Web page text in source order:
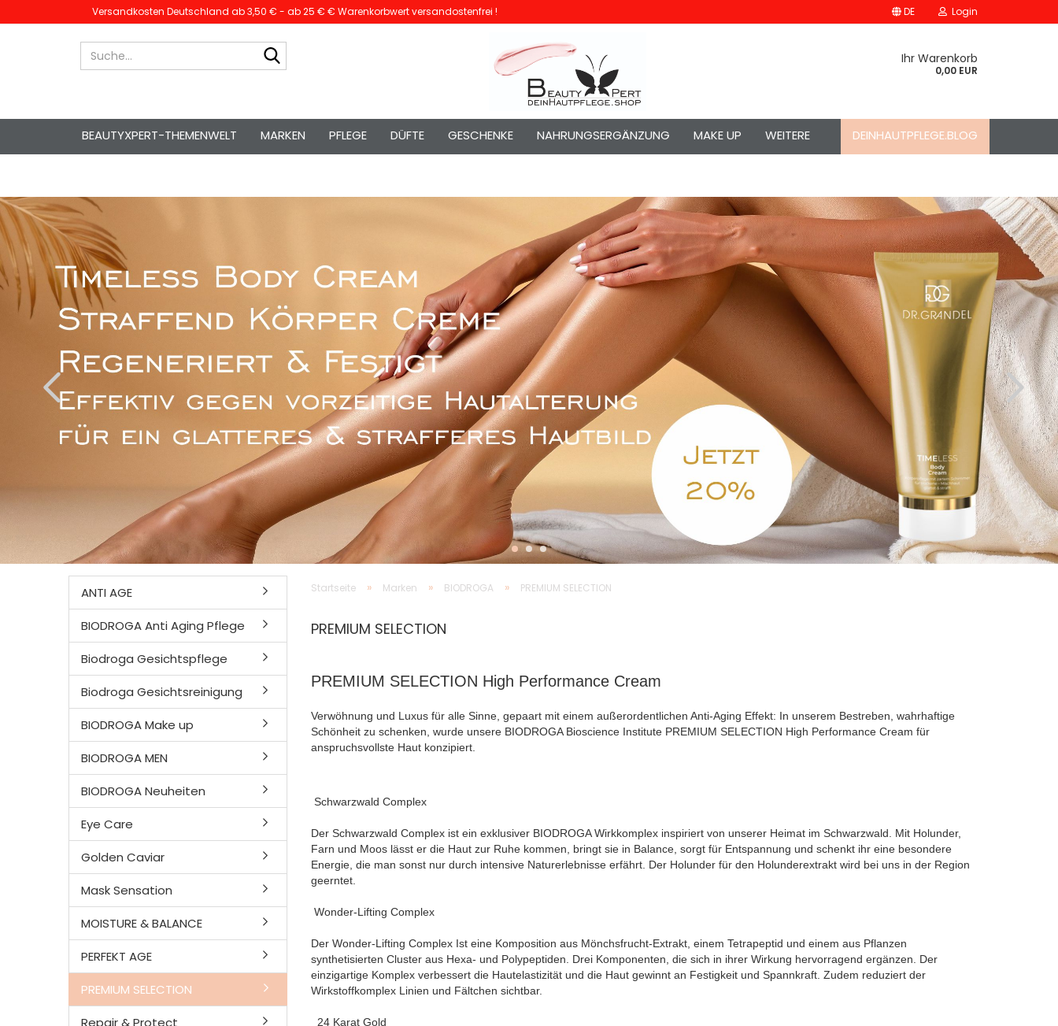
Versandkosten Deutschland ab 3,50 € - ab 25 € € Warenkorbwert versandostenfrei ! DE Login
Ihr Warenkorb
0,00 EUR
BEAUTYXPERT-THEMENWELT MARKEN PFLEGE DÜFTE GESCHENKE NAHRUNGSERGÄNZUNG MAKE UP DEINHAUTPFLEGE.BLOG
WEITERE
Startseite » Marken » BIODROGA » PREMIUM SELECTION
PREMIUM SELECTION
PREMIUM SELECTION High Performance Cream
Verwöhnung und Luxus für alle Sinne, gepaart mit einem außerordentlichen Anti-Aging Effekt: In unserem Bestreben, wahrhaftige
Schönheit zu schenken, wurde unsere BIODROGA Bioscience Institute PREMIUM SELECTION High Performance Cream für
anspruchsvollste Haut konzipiert.
Schwarzwald Complex
Der Schwarzwald Complex ist ein exklusiver BIODROGA Wirkkomplex inspiriert von unserer Heimat im Schwarzwald. Mit Holunder,
Farn und Moos lässt er die Haut zur Ruhe kommen, bringt sie in Balance, sorgt für Entspannung und schenkt ihr eine besondere
Energie, die man sonst nur durch intensive Naturerlebnisse erfährt. Der Holunder für den Holunderextrakt wird bei uns in der Region
geerntet.
Wonder-Lifting Complex
Der Wonder-Lifting Complex Ist eine Komposition aus Mönchsfrucht-Extrakt, einem Tetrapeptid und einem aus Pflanzen
synthetisierten Cluster aus Hexa- und Polypeptiden. Drei Komponenten, die sich in ihrer Wirkung hervorragend ergänzen. Der
einzigartige Komplex verbessert die Hautelastizität und die Haut gewinnt an Festigkeit und Spannkraft. Zudem reduziert der
Wirkstoffkomplex Linien und Fältchen sichtbar.
24 Karat Gold
ANTI AGE
BIODROGA Anti Aging Pflege
Biodroga Gesichtspflege
Biodroga Gesichtsreinigung
BIODROGA Make up
BIODROGA MEN
BIODROGA Neuheiten
Eye Care
Golden Caviar
Mask Sensation
MOISTURE & BALANCE
PERFEKT AGE
PREMIUM SELECTION
Repair & Protect